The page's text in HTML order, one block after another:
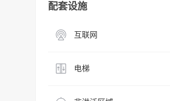
配套设施
互联网
电梯